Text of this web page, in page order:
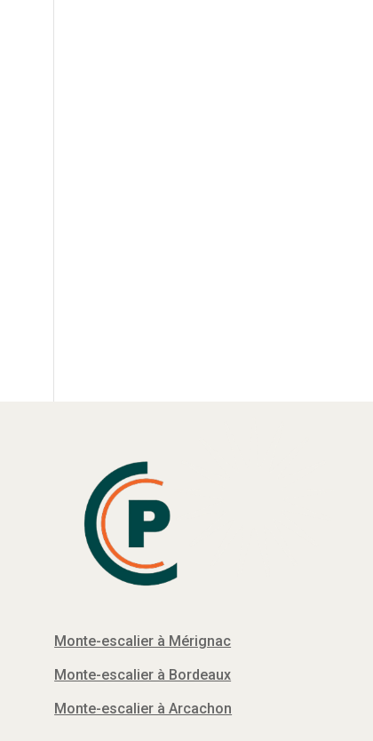
Monte-escalier à Mérignac
Monte-escalier à Bordeaux
Monte-escalier à Arcachon